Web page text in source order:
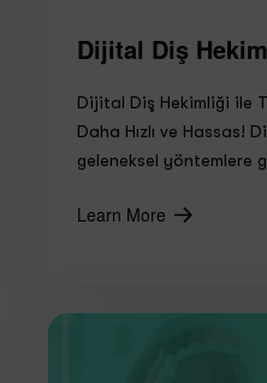
Dijital Diş
Dijital Diş Hekimliği ile
Daha Hızlı ve Hassas!
geleneksel yöntemlere
Learn More